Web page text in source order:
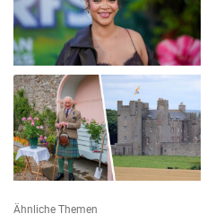
Ähnliche Themen